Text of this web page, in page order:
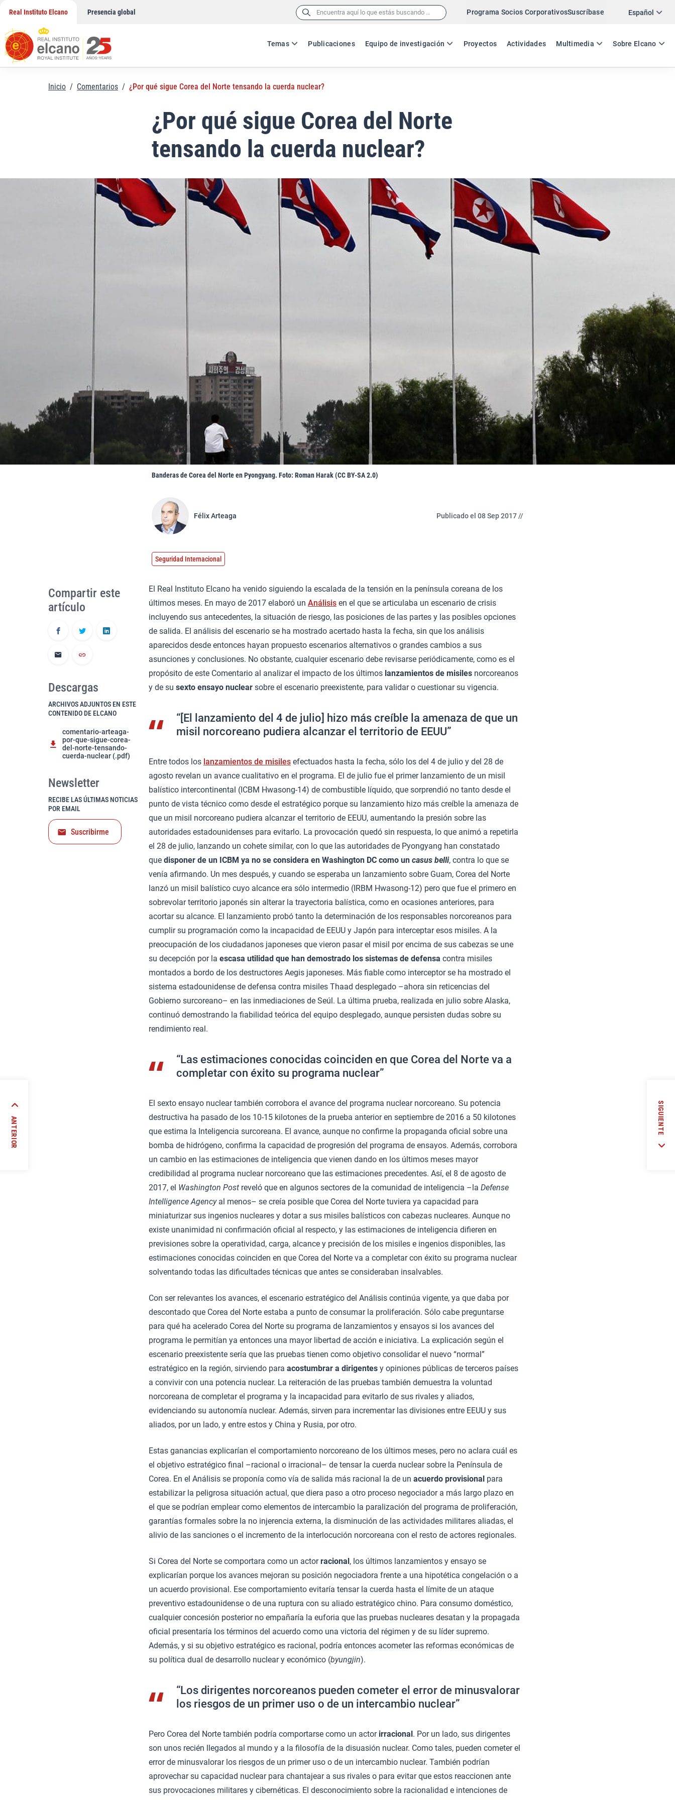
contenido
Real Instituto Elcano Presencia global Buscar: Programa Socios CorporativosSuscríbase Español
ES EN
Temas Publicaciones Equipo de investigación Proyectos Actividades Multimedia Sobre Elcano
Twitter
Inicio / Comentarios / ¿Por qué sigue Corea del Norte tensando la cuerda nuclear?
¿Por qué sigue Corea del Norte
tensando la cuerda nuclear?
Banderas de Corea del Norte en Pyongyang. Foto: Roman Harak (CC BY-SA 2.0)
Félix Arteaga Publicado el 08 Sep 2017 //
Seguridad Internacional
El Real Instituto Elcano ha venido siguiendo la escalada de la tensión en la península coreana de los
últimos meses. En mayo de 2017 elaboró un Análisis en el que se articulaba un escenario de crisis
incluyendo sus antecedentes, la situación de riesgo, las posiciones de las partes y las posibles opciones
de salida. El análisis del escenario se ha mostrado acertado hasta la fecha, sin que los análisis
aparecidos desde entonces hayan propuesto escenarios alternativos o grandes cambios a sus
asunciones y conclusiones. No obstante, cualquier escenario debe revisarse periódicamente, como es el
propósito de este Comentario al analizar el impacto de los últimos lanzamientos de misiles norcoreanos
y de su sexto ensayo nuclear sobre el escenario preexistente, para validar o cuestionar su vigencia.
“[El lanzamiento del 4 de julio] hizo más creíble la amenaza de que un
misil norcoreano pudiera alcanzar el territorio de EEUU”
Entre todos los lanzamientos de misiles efectuados hasta la fecha, sólo los del 4 de julio y del 28 de
agosto revelan un avance cualitativo en el programa. El de julio fue el primer lanzamiento de un misil
balístico intercontinental (ICBM Hwasong-14) de combustible líquido, que sorprendió no tanto desde el
punto de vista técnico como desde el estratégico porque su lanzamiento hizo más creíble la amenaza de
que un misil norcoreano pudiera alcanzar el territorio de EEUU, aumentando la presión sobre las
autoridades estadounidenses para evitarlo. La provocación quedó sin respuesta, lo que animó a repetirla
el 28 de julio, lanzando un cohete similar, con lo que las autoridades de Pyongyang han constatado
que disponer de un ICBM ya no se considera en Washington DC como un casus belli, contra lo que se
venía afirmando. Un mes después, y cuando se esperaba un lanzamiento sobre Guam, Corea del Norte
lanzó un misil balístico cuyo alcance era sólo intermedio (IRBM Hwasong-12) pero que fue el primero en
sobrevolar territorio japonés sin alterar la trayectoria balística, como en ocasiones anteriores, para
acortar su alcance. El lanzamiento probó tanto la determinación de los responsables norcoreanos para
cumplir su programación como la incapacidad de EEUU y Japón para interceptar esos misiles. A la
preocupación de los ciudadanos japoneses que vieron pasar el misil por encima de sus cabezas se une
su decepción por la escasa utilidad que han demostrado los sistemas de defensa contra misiles
montados a bordo de los destructores Aegis japoneses. Más fiable como interceptor se ha mostrado el
sistema estadounidense de defensa contra misiles Thaad desplegado –ahora sin reticencias del
Gobierno surcoreano– en las inmediaciones de Seúl. La última prueba, realizada en julio sobre Alaska,
continuó demostrando la fiabilidad teórica del equipo desplegado, aunque persisten dudas sobre su
rendimiento real.
“Las estimaciones conocidas coinciden en que Corea del Norte va a
completar con éxito su programa nuclear”
El sexto ensayo nuclear también corrobora el avance del programa nuclear norcoreano. Su potencia
destructiva ha pasado de los 10-15 kilotones de la prueba anterior en septiembre de 2016 a 50 kilotones
que estima la Inteligencia surcoreana. El avance, aunque no confirme la propaganda oficial sobre una
bomba de hidrógeno, confirma la capacidad de progresión del programa de ensayos. Además, corrobora
un cambio en las estimaciones de inteligencia que vienen dando en los últimos meses mayor
credibilidad al programa nuclear norcoreano que las estimaciones precedentes. Así, el 8 de agosto de
2017, el Washington Post reveló que en algunos sectores de la comunidad de inteligencia –la Defense
Intelligence Agencyal menos– se creía posible que Corea del Norte tuviera ya capacidad para
miniaturizar sus ingenios nucleares y dotar a sus misiles balísticos con cabezas nucleares. Aunque no
existe unanimidad ni confirmación oficial al respecto, y las estimaciones de inteligencia difieren en
previsiones sobre la operatividad, carga, alcance y precisión de los misiles e ingenios disponibles, las
estimaciones conocidas coinciden en que Corea del Norte va a completar con éxito su programa nuclear
solventando todas las dificultades técnicas que antes se consideraban insalvables.
Con ser relevantes los avances, el escenario estratégico del Análisis continúa vigente, ya que daba por
descontado que Corea del Norte estaba a punto de consumar la proliferación. Sólo cabe preguntarse
para qué ha acelerado Corea del Norte su programa de lanzamientos y ensayos si los avances del
programa le permitían ya entonces una mayor libertad de acción e iniciativa. La explicación según el
escenario preexistente sería que las pruebas tienen como objetivo consolidar el nuevo “normal”
estratégico en la región, sirviendo para acostumbrar a dirigentes y opiniones públicas de terceros países
a convivir con una potencia nuclear. La reiteración de las pruebas también demuestra la voluntad
norcoreana de completar el programa y la incapacidad para evitarlo de sus rivales y aliados,
evidenciando su autonomía nuclear. Además, sirven para incrementar las divisiones entre EEUU y sus
aliados, por un lado, y entre estos y China y Rusia, por otro.
Estas ganancias explicarían el comportamiento norcoreano de los últimos meses, pero no aclara cuál es
el objetivo estratégico final –racional o irracional– de tensar la cuerda nuclear sobre la Península de
Corea. En el Análisis se proponía como vía de salida más racional la de un acuerdo provisional para
estabilizar la peligrosa situación actual, que diera paso a otro proceso negociador a más largo plazo en
el que se podrían emplear como elementos de intercambio la paralización del programa de proliferación,
garantías formales sobre la no injerencia externa, la disminución de las actividades militares aliadas, el
alivio de las sanciones o el incremento de la interlocución norcoreana con el resto de actores regionales.
Si Corea del Norte se comportara como un actorracional, los últimos lanzamientos y ensayo se
explicarían porque los avances mejoran su posición negociadora frente a una hipotética congelación o a
un acuerdo provisional. Ese comportamiento evitaría tensar la cuerda hasta el límite de un ataque
preventivo estadounidense o de una ruptura con su aliado estratégico chino. Para consumo doméstico,
cualquier concesión posterior no empañaría la euforia que las pruebas nucleares desatan y la propagada
oficial presentaría los términos del acuerdo como una victoria del régimen y de su líder supremo.
Además, y si su objetivo estratégico es racional, podría entonces acometer las reformas económicas de
su política dual de desarrollo nuclear y económico (byungjin).
“Los dirigentes norcoreanos pueden cometer el error de minusvalorar
los riesgos de un primer uso o de un intercambio nuclear”
Pero Corea del Norte también podría comportarse como un actor irracional. Por un lado, sus dirigentes
son unos recién llegados al mundo y a la filosofía de la disuasión nuclear. Como tales, pueden cometer el
error de minusvalorar los riesgos de un primer uso o de un intercambio nuclear. También podrían
aprovechar su capacidad nuclear para chantajear a sus rivales o para evitar que estos reaccionen ante
sus provocaciones militares y cibernéticas. El desconocimiento sobre la racionalidad e intenciones de
Compartir este
artículo
Descargas
ARCHIVOS ADJUNTOS EN ESTE
CONTENIDO DE ELCANO
comentario-arteaga-
por-que-sigue-corea-
del-norte-tensando-
cuerda-nuclear (.pdf)
Newsletter
RECIBE LAS ÚLTIMAS NOTICIAS
POR EMAIL
Suscribirme
ANTERIOR SIGUIENTE